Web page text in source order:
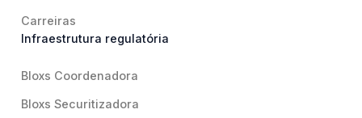
Carreiras
Infraestrutura regulatória
Bloxs Coordenadora
Bloxs Securitizadora